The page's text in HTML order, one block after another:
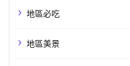
地區必吃
地區美景